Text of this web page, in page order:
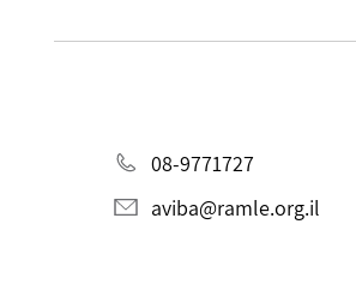
08-9771727
aviba@ramle.org.il